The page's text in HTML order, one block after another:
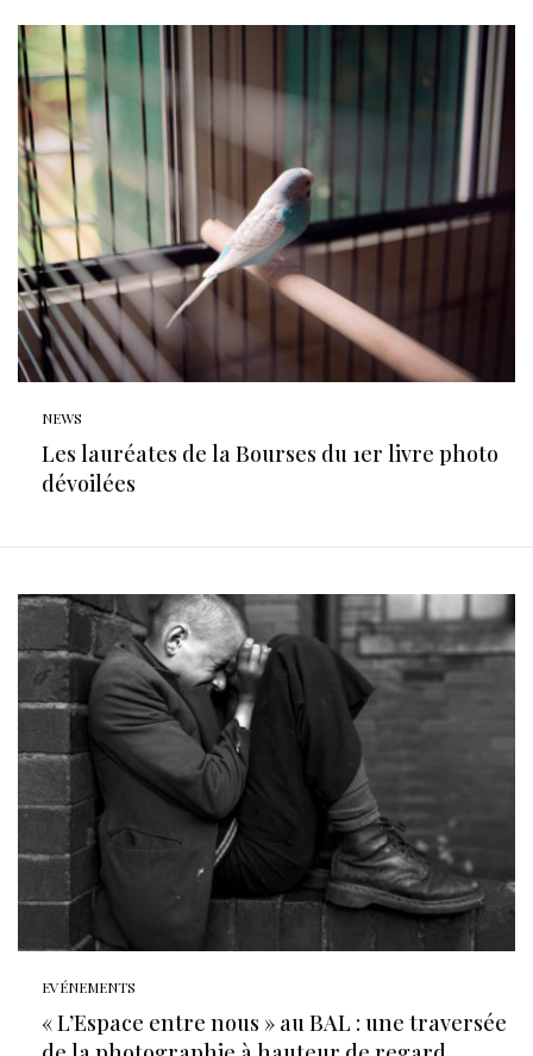
NEWS
Les lauréates de la Bourses du 1er livre photo
dévoilées
EVÉNEMENTS
« L’Espace entre nous » au BAL : une traversée